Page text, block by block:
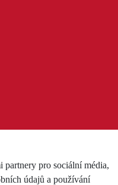
partnery pro sociální média,
údajů a používání